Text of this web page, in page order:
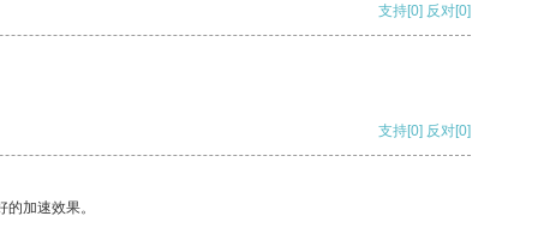
支持[0] 反对[0]
支持[0] 反对[0]
加速效果。